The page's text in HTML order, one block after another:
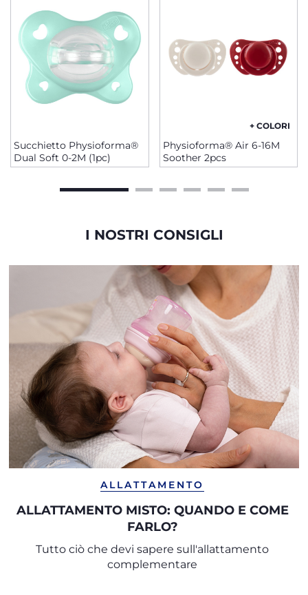
Succhietto Physioforma®
Dual Soft 0-2M (1pc)
+ COLORI
Physioforma® Air 6-16M
Soother 2pcs
I NOSTRI CONSIGLI
ALLATTAMENTO
ALLATTAMENTO MISTO: QUANDO E COME
FARLO?
Tutto ciò che devi sapere sull'allattamento
complementare